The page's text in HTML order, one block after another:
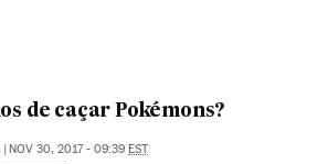
de caçar Pokémons?
| NOV 30, 2017 - 09:39 EST